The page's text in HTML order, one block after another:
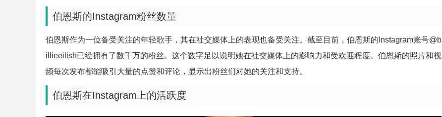
伯恩斯的Instagram粉丝数量
伯恩斯作为一位备受关注的年轻歌手，其在社交媒体上的表现也备受关注。截至目前，伯恩斯的Instagram账号@b
illieeilish已经拥有了数千万的粉丝。这个数字足以说明她在社交媒体上的影响力和受欢迎程度。伯恩斯的照片和视
频每次发布都能吸引大量的点赞和评论，显示出粉丝们对她的关注和支持。
伯恩斯在Instagram上的活跃度